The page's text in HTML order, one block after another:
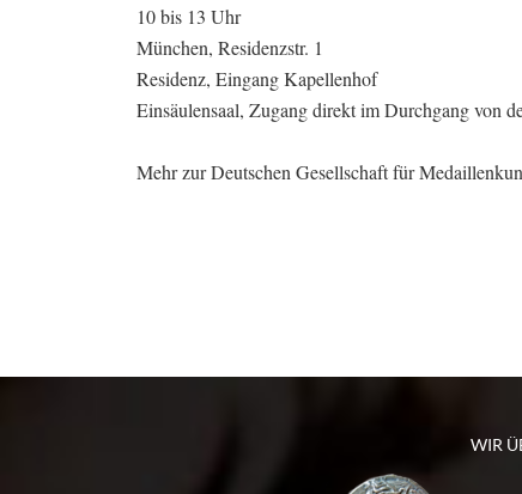
10 bis 13 Uhr
München, Residenzstr. 1
Residenz, Eingang Kapellenhof
Einsäulensaal, Zugang direkt im Durchgang von
Mehr zur Deutschen Gesellschaft für
WIR